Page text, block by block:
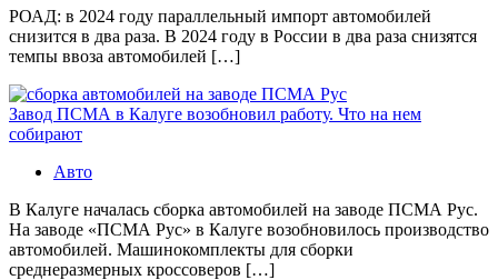
РОАД: в 2024 году параллельный импорт автомобилей
снизится в два раза. В 2024 году в России в два раза снизятся
темпы ввоза автомобилей […]
Завод ПСМА в Калуге возобновил работу. Что на нем
собирают
Авто
В Калуге началась сборка автомобилей на заводе ПСМА Рус.
На заводе «ПСМА Рус» в Калуге возобновилось производство
автомобилей. Машинокомплекты для сборки
среднеразмерных кроссоверов […]